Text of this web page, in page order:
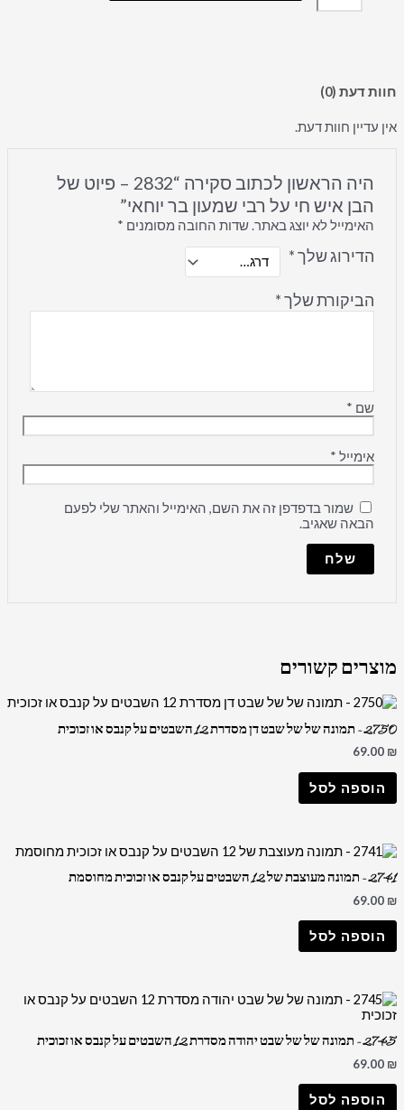
חוות דעת (0)
אין עדיין חוות דעת.
היה הראשון לכתוב סקירה “2832 – פיוט של
הבן איש חי על רבי שמעון בר יוחאי”
האימייל לא יוצג באתר.שדות החובה מסומנים *
הדירוג שלך*
הביקורת שלך*
שם *
אימייל *
שמור בדפדפן זה את השם, האימייל והאתר שלי לפעם
הבאה שאגיב.
מוצרים קשורים
2750 – תמונה של של שבט דן מסדרת 12 השבטים על קנבס או זכוכית
69.00 ₪
הוספה לסל
2741 – תמונה מעוצבת של 12 השבטים על קנבס או זכוכית מחוסמת
69.00 ₪
הוספה לסל
2745 – תמונה של של שבט יהודה מסדרת 12 השבטים על קנבס או זכוכית
69.00 ₪
הוספה לסל